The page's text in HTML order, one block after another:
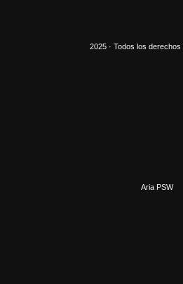
2025 · Todos los derechos
Aria PSW